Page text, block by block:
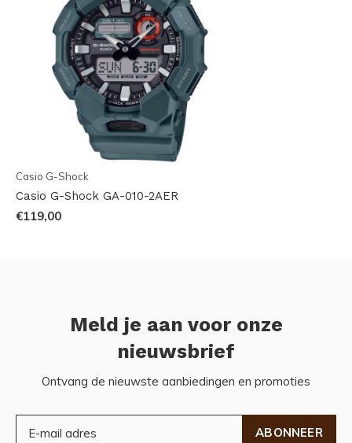
Casio G-Shock
Casio G-Shock GA-010-2AER
€119,00
Meld je aan voor onze
nieuwsbrief
Ontvang de nieuwste aanbiedingen en promoties
ABONNEER